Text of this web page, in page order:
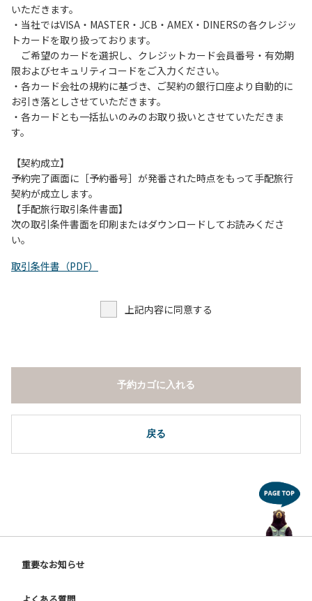
【禁止事項】
カラオケ、発電機、地面での直火による焚き火、キャンプフ
ァイヤー、打ち上げ式花火、テントサウナの設置
【注意事項】
当キャンプ場のそばを流れる歴舟川は、上流で雨が降ると短
時間で増水し、川原で遊んでいると大変危険な状態になりや
すく、過去にも増水により人が流される事故が数件起きてい
（１）川原にテントやタープを張らない。
（２）雨が降ったときは川原で遊ばない。
（３）カムイコタン公園キャンプ場で雨が降らなくても、上
流で雨が降り急に増水することがあるので、水の濁りに注意
し、濁り始めたときには直ちに川原での遊びを中止する。
（４）キャンプ場の管理者や地元住民から川についての注意
いただきます。
・当社ではVISA・MASTER・JCB・AMEX・DINERSの各クレジッ
トカードを取り扱っております。
ご希望のカードを選択し、クレジットカード会員番号・有効期
限およびセキュリティコードをご入力ください。
・各カード会社の規約に基づき、ご契約の銀行口座より自動的に
お引き落としさせていただきます。
・各カードとも一括払いのみのお取り扱いとさせていただきま
す。
【契約成立】
予約完了画面に［予約番号］が発番された時点をもって手配旅行
契約が成立します。
【手配旅行取引条件書面】
次の取引条件書面を印刷またはダウンロードしてお読みくださ
い。
取引条件書（PDF）
上記内容に同意する
戻る
予約カゴに入れる
重要なお知らせ